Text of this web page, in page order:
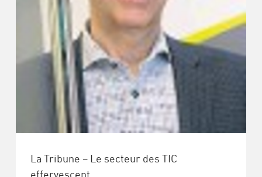
La Tribune – Le secteur des TIC
effervescent